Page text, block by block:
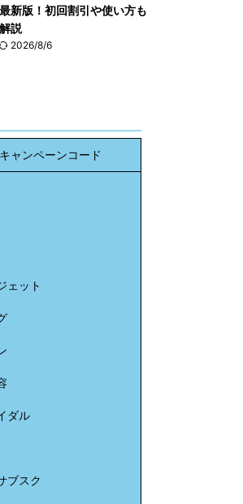
最新版！初回割引や使い方も
解説
2026/8/6
ャンペーンコード
ェット
ダル
ブスク